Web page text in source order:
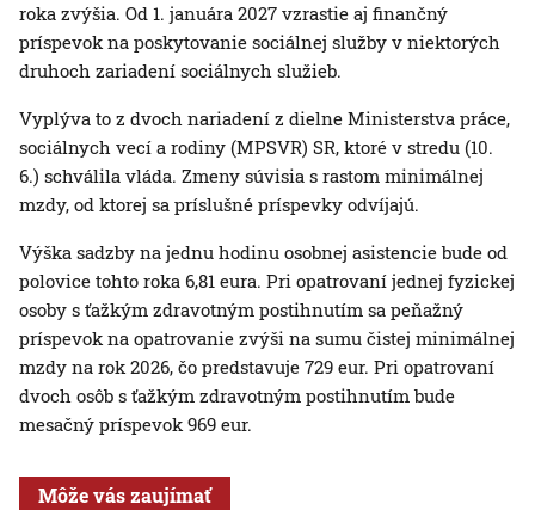
roka zvýšia. Od 1. januára 2027 vzrastie aj finančný
príspevok na poskytovanie sociálnej služby v niektorých
druhoch zariadení sociálnych služieb.
Vyplýva to z dvoch nariadení z dielne Ministerstva práce,
sociálnych vecí a rodiny (MPSVR) SR, ktoré v stredu (10.
6.) schválila vláda. Zmeny súvisia s rastom minimálnej
mzdy, od ktorej sa príslušné príspevky odvíjajú.
Výška sadzby na jednu hodinu osobnej asistencie bude od
polovice tohto roka 6,81 eura. Pri opatrovaní jednej fyzickej
osoby s ťažkým zdravotným postihnutím sa peňažný
príspevok na opatrovanie zvýši na sumu čistej minimálnej
mzdy na rok 2026, čo predstavuje 729 eur. Pri opatrovaní
dvoch osôb s ťažkým zdravotným postihnutím bude
mesačný príspevok 969 eur.
Môže vás zaujímať